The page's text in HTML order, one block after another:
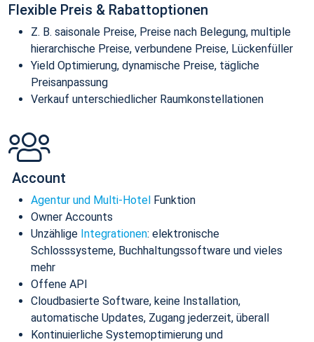
Flexible Preis & Rabattoptionen
Z. B. saisonale Preise, Preise nach Belegung, multiple
hierarchische Preise, verbundene Preise, Lückenfüller
Yield Optimierung, dynamische Preise, tägliche
Preisanpassung
Verkauf unterschiedlicher Raumkonstellationen
Account
Agentur und Multi-Hotel Funktion
Owner Accounts
Unzählige Integrationen: elektronische
Schlosssysteme, Buchhaltungssoftware und vieles
mehr
Offene API
Cloudbasierte Software, keine Installation,
automatische Updates, Zugang jederzeit, überall
Kontinuierliche Systemoptimierung und